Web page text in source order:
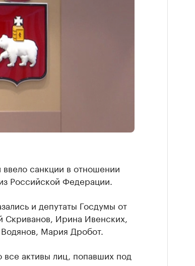
санкции в отношении
Российской Федерации.
и депутаты Госдумы от
Ирина Ивенских,
Мария Дробот.
все активы лиц, попавших под